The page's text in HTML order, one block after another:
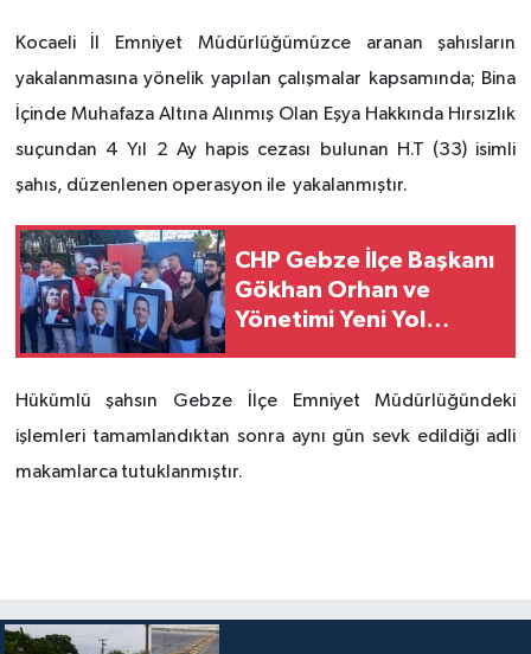
Kocaeli İl Emniyet Müdürlüğümüzce aranan şahısların
yakalanmasına yönelik yapılan çalışmalar kapsamında; Bina
İçinde Muhafaza Altına Alınmış Olan Eşya Hakkında Hırsızlık
suçundan 4 Yıl 2 Ay hapis cezası bulunan H.T (33) isimli
şahıs, düzenlenen operasyon ile yakalanmıştır.
CHP Gebze İlçe Başkanı
Gökhan Orhan ve
Yönetimi Yeni Yol
Hükümlü şahsın Gebze İlçe Emniyet Müdürlüğündeki
işlemleri tamamlandıktan sonra aynı gün sevk edildiği adli
makamlarca tutuklanmıştır.